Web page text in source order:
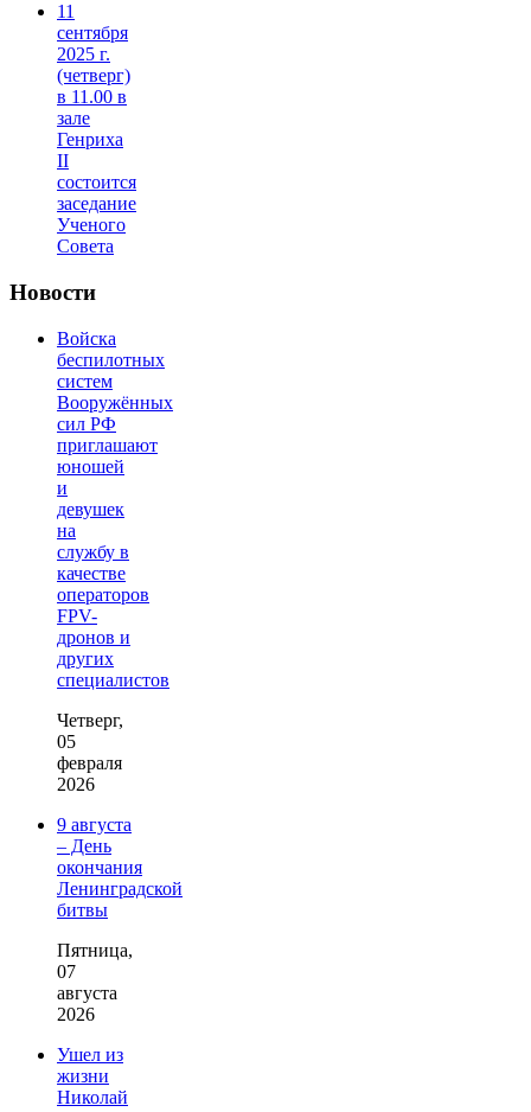
11
сентября
2025 г.
(четверг)
в 11.00 в
зале
Генриха
II
состоится
заседание
Ученого
Совета
Новости
Войска
беспилотных
систем
Вооружённых
сил РФ
приглашают
юношей
и
девушек
на
службу в
качестве
операторов
FPV-
дронов и
других
специалистов
Четверг,
05
февраля
2026
9 августа
– День
окончания
Ленинградской
битвы
Пятница,
07
августа
2026
Ушел из
жизни
Николай